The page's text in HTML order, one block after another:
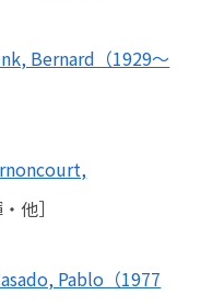
Bernard（1929～
他］
Pablo（1977